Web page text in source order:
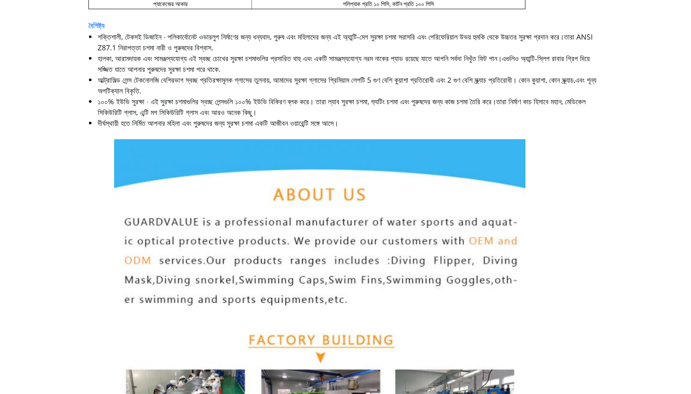
প্যাকেজের আকার
পলিপ্যাক প্রতি ১০ পিসি, কার্টন প্রতি ১০০ পিসি
বৈশিষ্ট্য
শক্তিশালী, টেকসই ডিজাইন ∙ পলিকার্বোনেট ওভারলুপ নির্মাণের জন্য ধন্যবাদ, পুরুষ এবং মহিলাদের জন্য এই অ্যান্টি-মেগ সুরক্ষা চশমা সরাসরি এবং পেরিফেরিয়াল উভয় হুমকি থেকে উচ্চতর সুরক্ষা প্রদান করে।তারা ANSI
Z87.1 নিরাপত্তা চশমা নারী ও পুরুষদের বিশ্বাস.
হালকা, আরামদায়ক এবং সামঞ্জস্যযোগ্য এই স্বচ্ছ চোখের সুরক্ষা চশমাগুলির প্রসারিত বাহু এবং একটি সামঞ্জস্যযোগ্য নরম নাকের প্যাড রয়েছে যাতে আপনি সর্বদা নিখুঁত ফিট পান।এগুলিও অ্যান্টি-স্লিপ রাবার গ্রিপ দিয়ে
সজ্জিত যাতে আপনার পুরুষদের সুরক্ষা চশমা পরে থাকে.
আল্ট্রাসিল্ড লেন্স টেকনোলজি বেশিরভাগ স্বচ্ছ প্রতিরক্ষামূলক গ্লাসের তুলনায়, আমাদের সুরক্ষা গ্লাসের প্রিমিয়াম লেপটি 5 গুণ বেশি কুয়াশা প্রতিরোধী এবং 2 গুণ বেশি স্ক্র্যাচ প্রতিরোধী। কোন কুয়াশা, কোন স্ক্র্যাচ,এবং শূন্য
অপটিক্যাল বিকৃতি.
১০০% ইউভি সুরক্ষা ∙ এই সুরক্ষা চশমাগুলির স্বচ্ছ লেন্সগুলি ১০০% ইউভি বিকিরণ ব্লক করে। তারা ল্যাব সুরক্ষা চশমা, শ্যুটিং চশমা এবং পুরুষদের জন্য কাজ চশমা তৈরি করে।তারা নির্মাণ কাচ হিসাবে মহান, মেডিকেল
সিকিউরিটি গ্লাস, এন্টি মগ সিকিউরিটি গ্লাস এবং আরও অনেক কিছু।
দীর্ঘস্থায়ী হতে নির্মিত আপনার মহিলা এবং পুরুষদের জন্য সুরক্ষা চশমা একটি আজীবন ওয়ারেন্টি সঙ্গে আসে।